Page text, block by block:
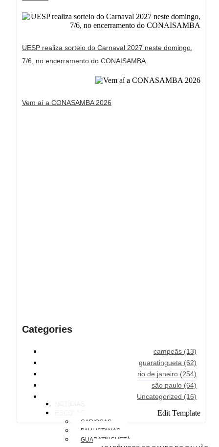
UESP realiza sorteio do Carnaval 2027 neste domingo,
7/6, no encerramento do CONAISAMBA
Vem aí a CONASAMBA 2026
Categories
campeãs (13)
guaratingueta (62)
rio de janeiro (254)
são paulo (64)
Uncategorized (16)
Edit Template
CARIOCAS
PAULISTANAS
GUARATINGUETÁ